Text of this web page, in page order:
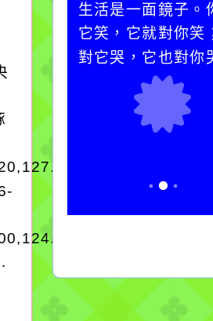
中， 生活是一面鏡子。
它笑，它就對你笑
對它哭，它也對你